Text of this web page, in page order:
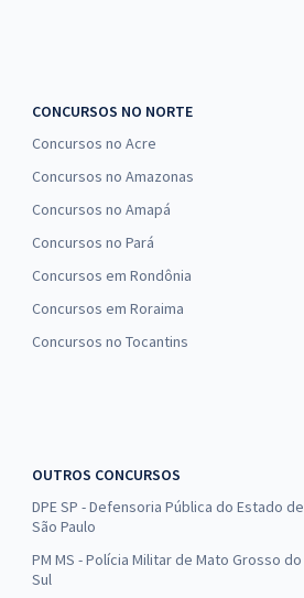
CONCURSOS NO NORTE
Concursos no Acre
Concursos no Amazonas
Concursos no Amapá
Concursos no Pará
Concursos em Rondônia
Concursos em Roraima
Concursos no Tocantins
OUTROS CONCURSOS
DPE SP - Defensoria Pública do Estado de
São Paulo
PM MS - Polícia Militar de Mato Grosso do
Sul